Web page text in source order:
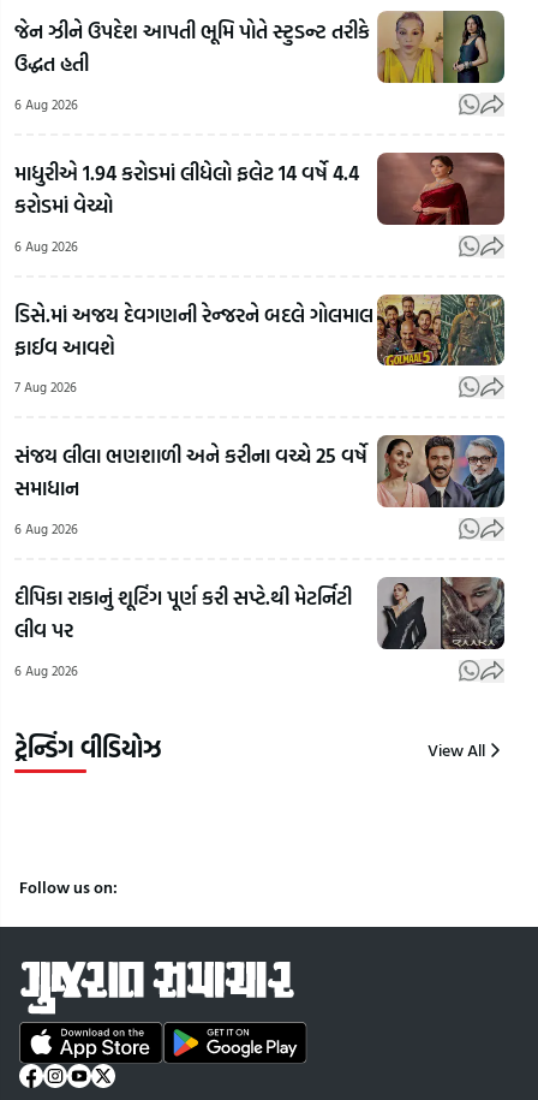
જેન ઝીને ઉપદેશ આપતી ભૂમિ પોતે સ્ટુડન્ટ તરીકે
ઉદ્ધત હતી
6 Aug 2026
માધુરીએ 1.94 કરોડમાં લીધેલો ફલેટ 14 વર્ષે 4.4
કરોડમાં વેચ્યો
6 Aug 2026
ડિસે.માં અજય દેવગણની રેન્જરને બદલે ગોલમાલ
ફાઈવ આવશે
7 Aug 2026
સંજય લીલા ભણશાળી અને કરીના વચ્ચે 25 વર્ષે
સમાધાન
6 Aug 2026
દીપિકા રાકાનું શૂટિંગ પૂર્ણ કરી સપ્ટે.થી મેટર્નિટી
લીવ પર
6 Aug 2026
ટ્રેન્ડિંગ વીડિયોઝ View All
Gandhi's
Favourite
BJP
Leader:
ગાંધીના
ફેવરિટ
નેતા કોણ?
Samacha
7
અલમોડાના
રવિ ટમ્ટાએ
ઈલેક્ટ્રિક
Follow us on: